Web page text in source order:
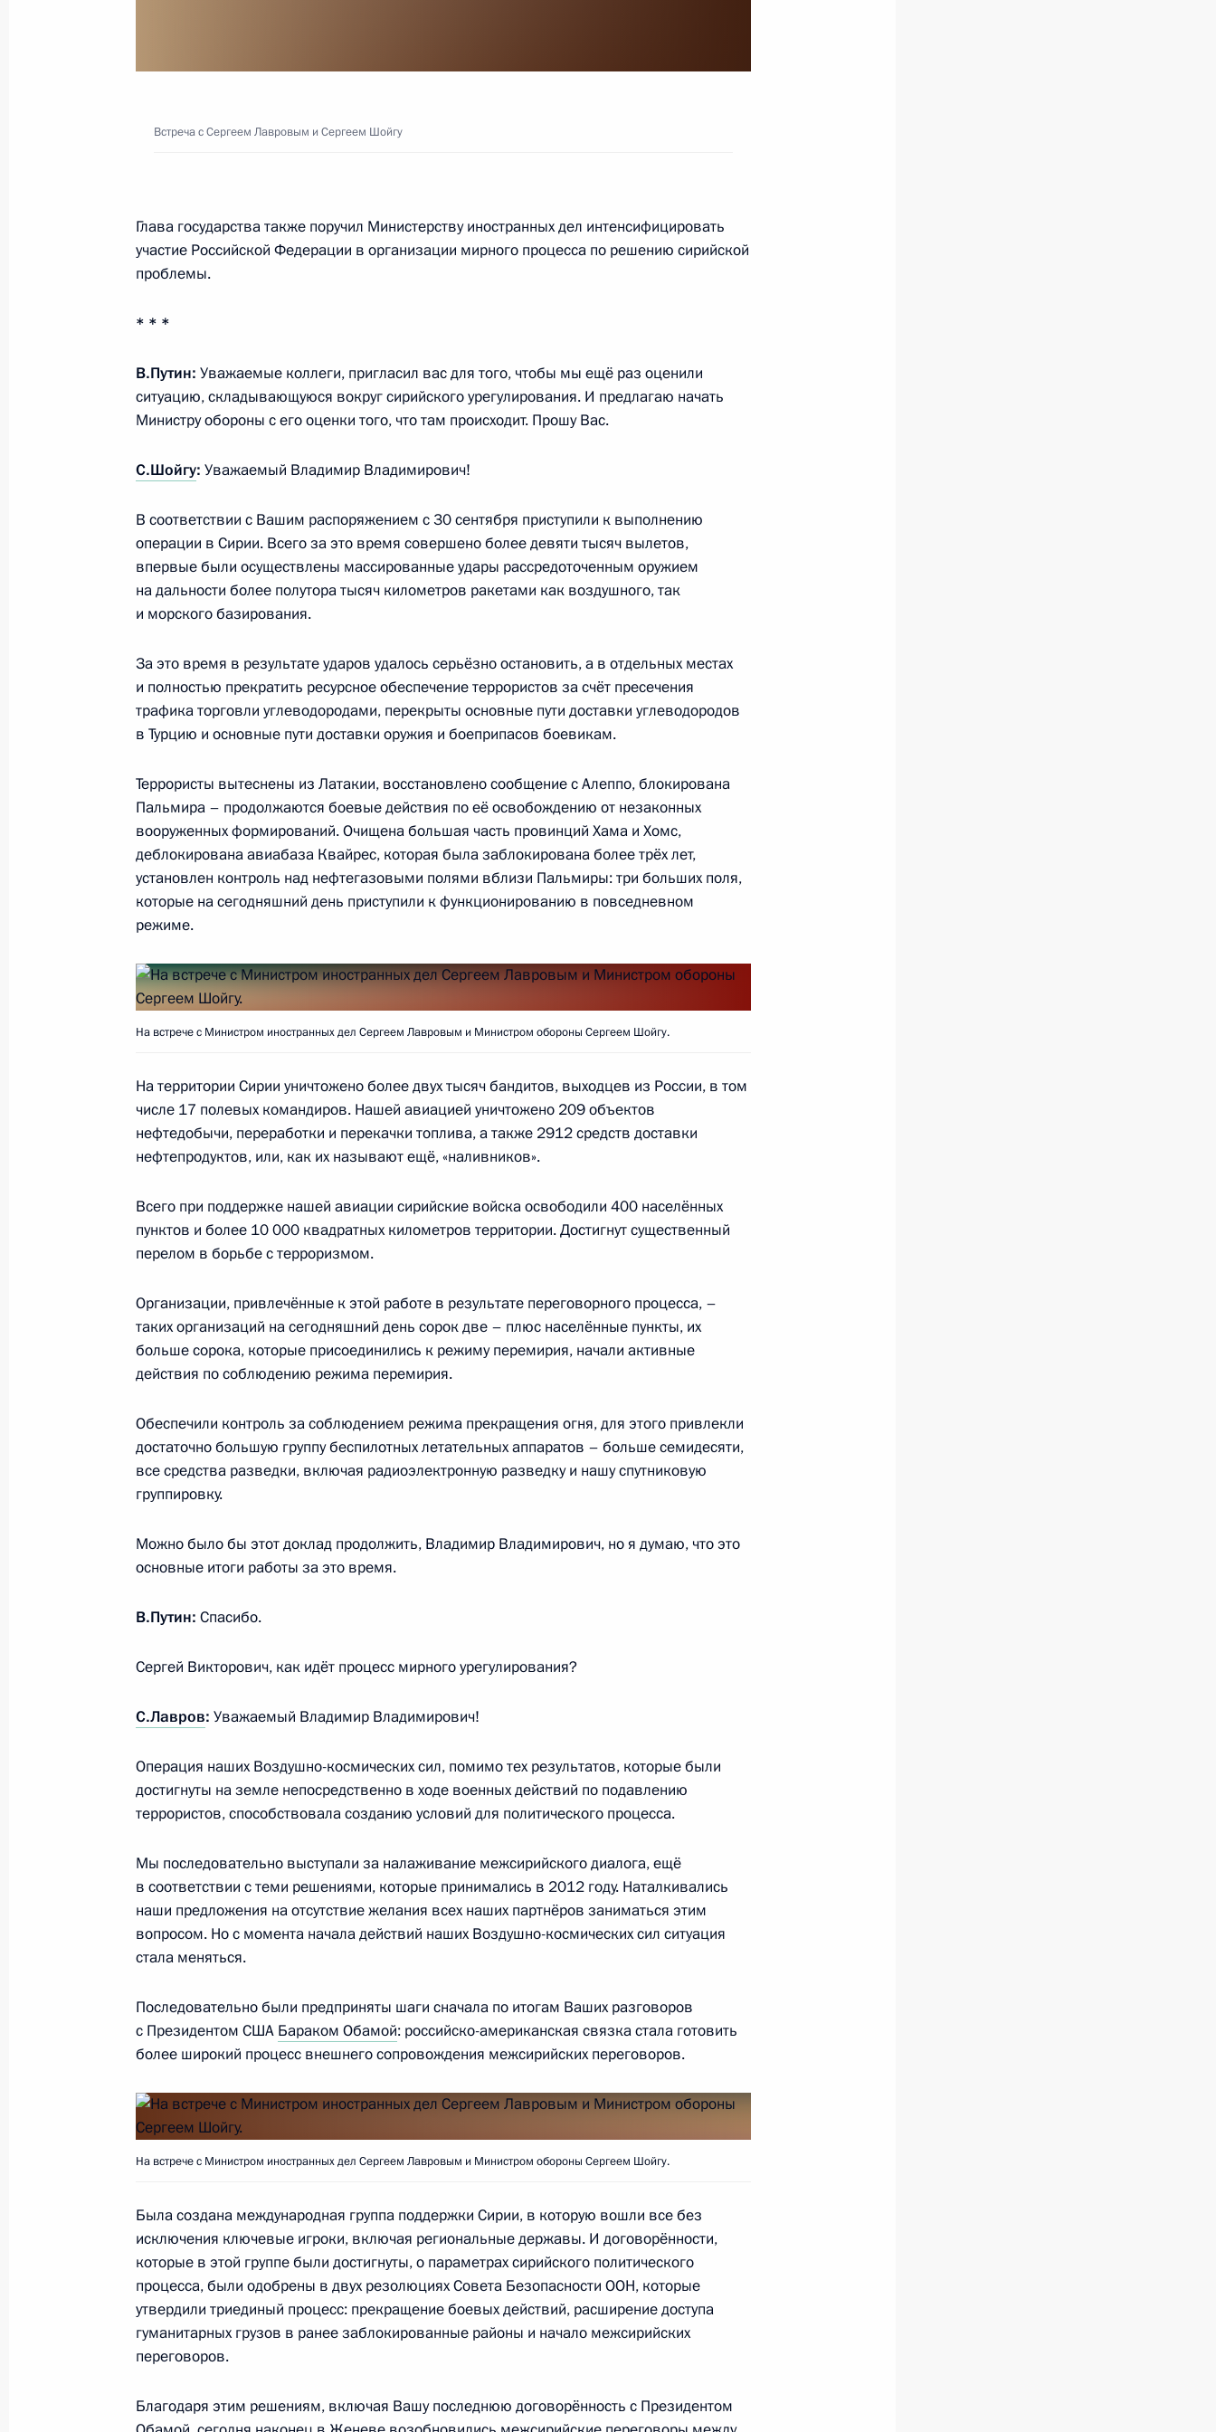
российского самолёта на Синае
10 октября 2015 года, 18:50
Безопасности
10 апреля 2015 года, 13:00
Заседание Российского оргкомитета «Победа»
17 марта 2015 года, 15:15
Перечень поручений по итогам совместного заседания Госсовета
и Совета по культуре и искусству
22 января 2015 года, 16:00
Перечень поручений по итогам заседания Совета при
Президенте по развитию гражданского общества и правам
человека
2 декабря 2014 года, 19:30
Заседание президиума Совета по противодействию коррупции
12 ноября 2014 года, 13:50
Встреча с Федеральным канцлером Германии Ангелой Меркель
13 июля 2014 года, 19:00
Совещание послов и постоянных представителей России
1 июля 2014 года, 15:45
Поручение руководителям ряда министерств и ведомств в связи
с принятием Крыма и Севастополя в состав России
23 марта 2014 года, 10:00
Совещание с постоянными членами Совета Безопасности
21 марта 2014 года, 12:30
Рабочая встреча с Министром иностранных дел Сергеем
10 марта 2014 года, 18:50
собрания
14 января 2014 года, 12:00
гражданского общества и правам человека
24 сентября 2013 года, 12:00
14 августа 2013 года, 12:45
Совещание с постоянными членами Совета Безопасности
14 декабря 2012 года, 13:20
Показать предыдущие материалы
Встреча с военнослужащими Военно-Морского Флота
Встреча с Сергеем Лавровым и Сергеем Шойгу
Глава государства также поручил Министерству иностранных дел интенсифицировать
участие Российской Федерации в организации мирного процесса по решению сирийской
проблемы.
* * *
В.Путин: Уважаемые коллеги, пригласил вас для того, чтобы мы ещё раз оценили
ситуацию, складывающуюся вокруг сирийского урегулирования. И предлагаю начать
Министру обороны с его оценки того, что там происходит. Прошу Вас.
С.Шойгу: Уважаемый Владимир Владимирович!
В соответствии с Вашим распоряжением с 30 сентября приступили к выполнению
операции в Сирии. Всего за это время совершено более девяти тысяч вылетов,
впервые были осуществлены массированные удары рассредоточенным оружием
на дальности более полутора тысяч километров ракетами как воздушного, так
и морского базирования.
За это время в результате ударов удалось серьёзно остановить, а в отдельных местах
и полностью прекратить ресурсное обеспечение террористов за счёт пресечения
трафика торговли углеводородами, перекрыты основные пути доставки углеводородов
в Турцию и основные пути доставки оружия и боеприпасов боевикам.
Террористы вытеснены из Латакии, восстановлено сообщение с Алеппо, блокирована
Пальмира – продолжаются боевые действия по её освобождению от незаконных
вооруженных формирований. Очищена большая часть провинций Хама и Хомс,
деблокирована авиабаза Квайрес, которая была заблокирована более трёх лет,
установлен контроль над нефтегазовыми полями вблизи Пальмиры: три больших поля,
которые на сегодняшний день приступили к функционированию в повседневном
режиме.
На встрече с Министром иностранных дел Сергеем Лавровым и Министром обороны Сергеем Шойгу.
На территории Сирии уничтожено более двух тысяч бандитов, выходцев из России, в том
числе 17 полевых командиров. Нашей авиацией уничтожено 209 объектов
нефтедобычи, переработки и перекачки топлива, а также 2912 средств доставки
нефтепродуктов, или, как их называют ещё, «наливников».
Всего при поддержке нашей авиации сирийские войска освободили 400 населённых
пунктов и более 10 000 квадратных километров территории. Достигнут существенный
перелом в борьбе с терроризмом.
Организации, привлечённые к этой работе в результате переговорного процесса, –
таких организаций на сегодняшний день сорок две – плюс населённые пункты, их
больше сорока, которые присоединились к режиму перемирия, начали активные
действия по соблюдению режима перемирия.
Обеспечили контроль за соблюдением режима прекращения огня, для этого привлекли
достаточно большую группу беспилотных летательных аппаратов – больше семидесяти,
все средства разведки, включая радиоэлектронную разведку и нашу спутниковую
группировку.
Можно было бы этот доклад продолжить, Владимир Владимирович, но я думаю, что это
основные итоги работы за это время.
В.Путин: Спасибо.
Сергей Викторович, как идёт процесс мирного урегулирования?
С.Лавров: Уважаемый Владимир Владимирович!
Операция наших Воздушно-космических сил, помимо тех результатов, которые были
достигнуты на земле непосредственно в ходе военных действий по подавлению
террористов, способствовала созданию условий для политического процесса.
Мы последовательно выступали за налаживание межсирийского диалога, ещё
в соответствии с теми решениями, которые принимались в 2012 году. Наталкивались
наши предложения на отсутствие желания всех наших партнёров заниматься этим
вопросом. Но с момента начала действий наших Воздушно-космических сил ситуация
стала меняться.
Последовательно были предприняты шаги сначала по итогам Ваших разговоров
с Президентом США Бараком Обамой: российско-американская связка стала готовить
более широкий процесс внешнего сопровождения межсирийских переговоров.
На встрече с Министром иностранных дел Сергеем Лавровым и Министром обороны Сергеем Шойгу.
Была создана международная группа поддержки Сирии, в которую вошли все без
исключения ключевые игроки, включая региональные державы. И договорённости,
которые в этой группе были достигнуты, о параметрах сирийского политического
процесса, были одобрены в двух резолюциях Совета Безопасности ООН, которые
утвердили триединый процесс: прекращение боевых действий, расширение доступа
гуманитарных грузов в ранее заблокированные районы и начало межсирийских
переговоров.
Благодаря этим решениям, включая Вашу последнюю договорённость с Президентом